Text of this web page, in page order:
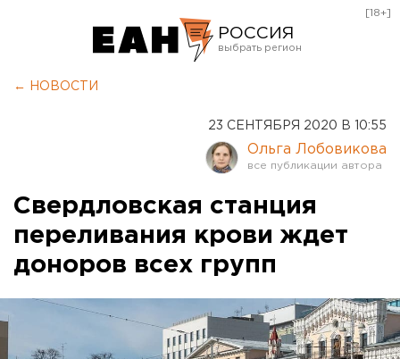
РОССИЯ
Курган
Оренбург
[18+]
← НОВОСТИ
23 СЕНТЯБРЯ 2020 В 10:55
Ольга Лобовикова
Свердловская станция
переливания крови ждет
доноров всех групп